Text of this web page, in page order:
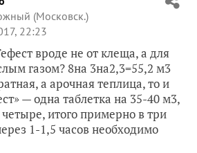
(Московск.)
22:23
вроде не от клеща, а для
газом? 8на 3на2,3=55,2 м3
а арочная теплица, то и
— одна таблетка на 35-40 м3,
итого примерно в три
1-1,5 часов необходимо